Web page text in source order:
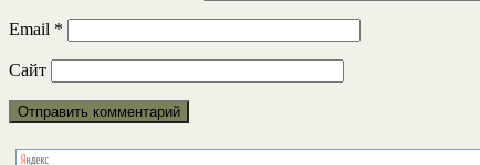
Email *
Сайт